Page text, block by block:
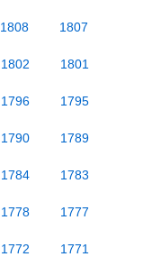
1808 1807
1802 1801
1796 1795
1790 1789
1784 1783
1778 1777
1772 1771